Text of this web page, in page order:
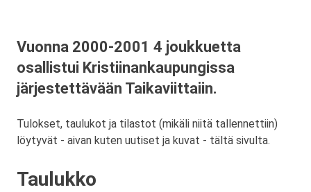
Vuonna 2000-2001 4 joukkuetta
osallistui Kristiinankaupungissa
järjestettävään Taikaviittaiin.
Tulokset, taulukot ja tilastot (mikäli niitä tallennettiin)
löytyvät - aivan kuten uutiset ja kuvat - tältä sivulta.
Taulukko